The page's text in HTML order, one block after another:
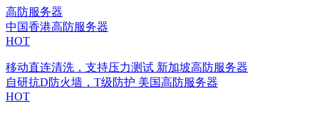
高防服务器
中国香港高防服务器
HOT
移动直连清洗，支持压力测试 新加坡高防服务器
自研抗D防火墙，T级防护 美国高防服务器
HOT